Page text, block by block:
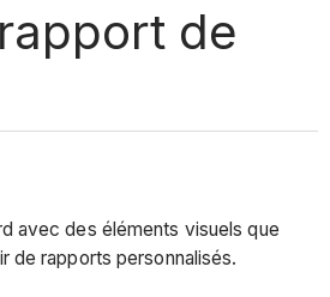
de
avec des éléments visuels que
de rapports personnalisés.